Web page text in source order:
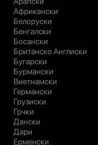
Африкански
Белоруски
Бенгалски
Босански
Британско Англиски
Бугарски
Бурмански
Виетнамски
Германски
Грузиски
Грчки
Дански
Дари
Ерменски